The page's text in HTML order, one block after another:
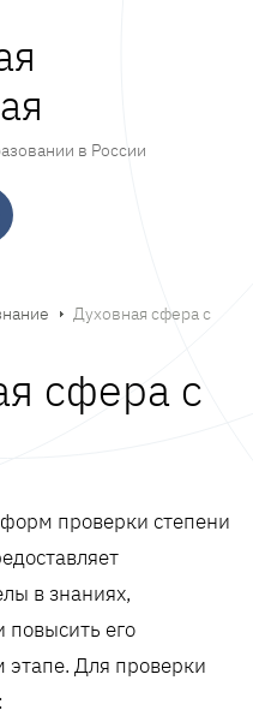
в России
Духовная сфера с
сфера с
проверки степени
в знаниях,
повысить его
этапе. Для проверки